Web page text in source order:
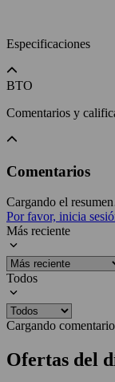
Especificaciones
BTO
Comentarios y
Comentarios
Cargando el
Por favor, inicia
Más reciente
Todos
Cargando
Ofertas del